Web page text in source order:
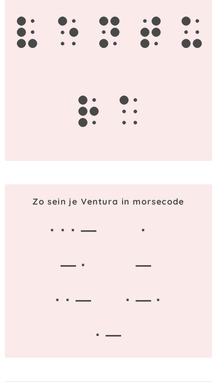
v e n t u
r a
Zo sein je Ventura in morsecode
· · · —
·
— ·
—
· · —
· — ·
· —